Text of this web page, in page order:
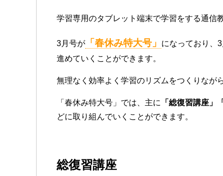
学習専用のタブレット端末で学習をする通信
3月号が 「春休み特大号」
になっており、
進めていくことができます。
無理なく効率よく学習のリズムをつくりなが
「春休み特大号」では、主に 「総復習講座」
どに取り組んでいくことができます。
総復習講座